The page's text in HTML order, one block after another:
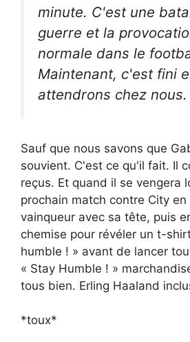
minute. C'est une
guerre et la
normale dans le
Maintenant, c'est fini
attendrons chez nous.
Sauf que nous savons que
souvient. C'est ce qu'il fait. Il
reçus. Et quand il se vengera
prochain match contre City
vainqueur avec sa tête, puis
chemise pour révéler un t-
humble ! » avant de lancer
« Stay Humble ! »
tous bien. Erling Haaland
*toux*